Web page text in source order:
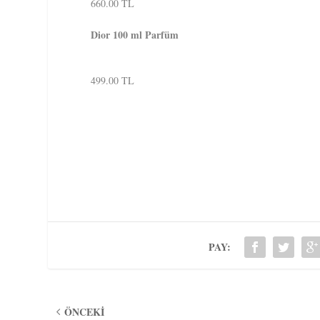
660.00 TL
Dior 100 ml Parfüm
499.00 TL
PAY:
ÖNCEKI